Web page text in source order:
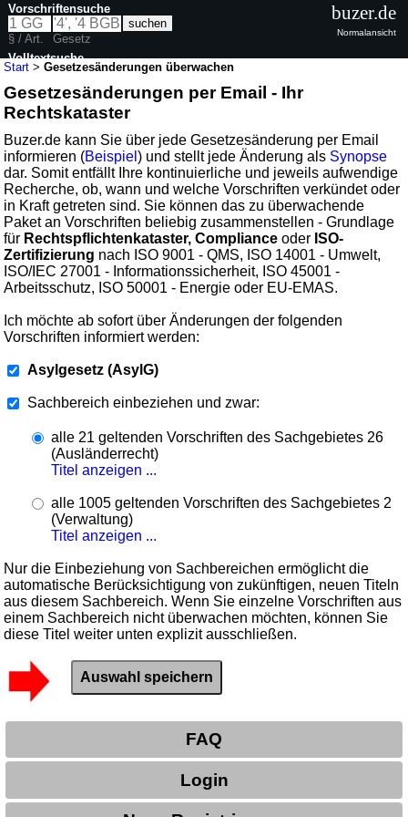
Start >Gesetzesänderungen überwachen
Gesetzesänderungen per Email - Ihr
Rechtskataster
Buzer.de kann Sie über jede Gesetzesänderung per Email
informieren (Beispiel) und stellt jede Änderung als Synopse
dar. Somit entfällt Ihre kontinuierliche und jeweils aufwendige
Recherche, ob, wann und welche Vorschriften verkündet oder
in Kraft getreten sind. Sie können das zu überwachende
Paket an Vorschriften beliebig zusammenstellen - Grundlage
für Rechtspflichtenkataster, Compliance oder ISO-
Zertifizierung nach ISO 9001 - QMS, ISO 14001 - Umwelt,
ISO/IEC 27001 - Informationssicherheit, ISO 45001 -
Arbeitsschutz, ISO 50001 - Energie oder EU-EMAS.
Ich möchte ab sofort über Änderungen der folgenden
Vorschriften informiert werden:
Asylgesetz (AsylG)
Sachbereich einbeziehen und zwar:
alle 21 geltenden Vorschriften des Sachgebietes 26
(Ausländerrecht)
Titel anzeigen ...
alle 1005 geltenden Vorschriften des Sachgebietes 2
(Verwaltung)
Titel anzeigen ...
Nur die Einbeziehung von Sachbereichen ermöglicht die
automatische Berücksichtigung von zukünftigen, neuen Titeln
aus diesem Sachbereich. Wenn Sie einzelne Vorschriften aus
einem Sachbereich nicht überwachen möchten, können Sie
diese Titel weiter unten explizit ausschließen.
FAQ
Login
Vorschriftensuche
§ / Art.
Gesetz
Volltextsuche
buzer.de
Normalansicht